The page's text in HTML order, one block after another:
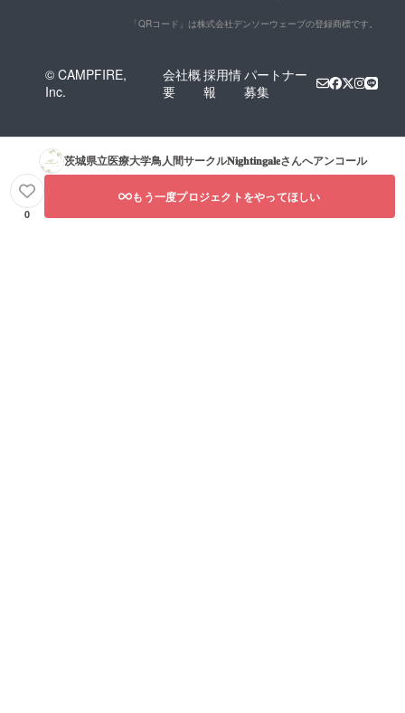
「QRコード」は株式会社デンソーウェーブの登録商標です。
© CAMPFIRE,
Inc.
会社概
要
採用情
報
パートナー
募集
茨城県立医療大学鳥人間サークル𝐍𝐢𝐠𝐡𝐭𝐢𝐧𝐠𝐚𝐥𝐞さんへアンコール
0
もう一度プロジェクトをやってほしい